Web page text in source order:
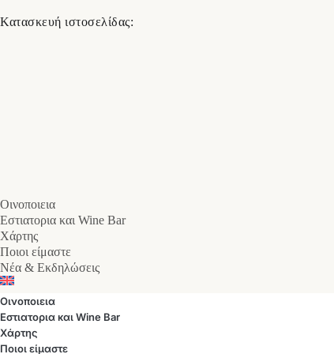
Κατασκευή ιστοσελίδας:
Οινοποιεια
Εστιατορια και Wine Bar
Χάρτης
Ποιοι είμαστε
Νέα & Εκδηλώσεις
Οινοποιεια
Εστιατορια και Wine Bar
Χάρτης
Ποιοι είμαστε